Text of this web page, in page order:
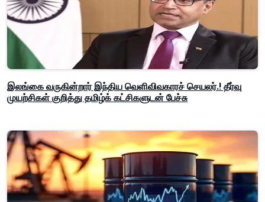
இலங்கை வருகின்றார் இந்திய வெளிவிவகாரச் செயலர்.! தீர்வு
முயற்சிகள் குறித்து தமிழ்க் கட்சிகளுடன் பேச்சு